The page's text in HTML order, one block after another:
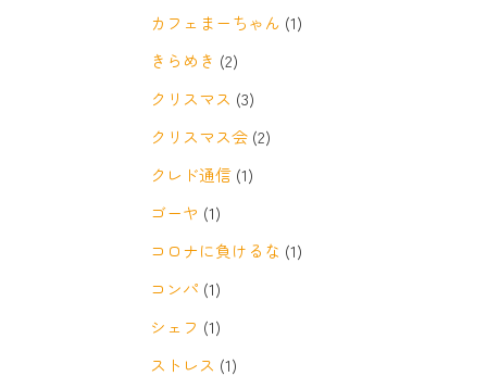
カフェまーちゃん (1)
きらめき (2)
クリスマス (3)
クリスマス会 (2)
クレド通信 (1)
ゴーヤ (1)
コロナに負けるな (1)
コンパ (1)
シェフ (1)
ストレス (1)